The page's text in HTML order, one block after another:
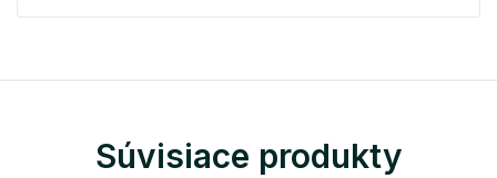
Súvisiace produkty